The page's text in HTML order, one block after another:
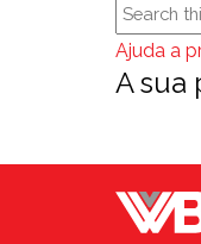
Ajuda a
A sua